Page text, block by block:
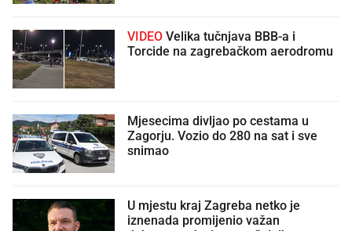
VIDEO
Torcide na zagrebačkom aerodromu
Mjesecima divljao po cestama u
Zagorju. Vozio do 280 na sat i sve
snimao
U mjestu kraj Zagreba netko je
iznenada promijenio važan